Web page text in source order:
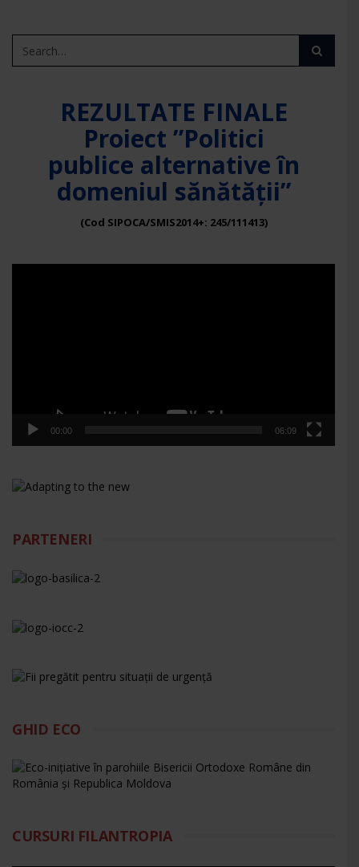
REZULTATE FINALE
Proiect ”Politici
publice alternative în
domeniul sănătății”
(Cod SIPOCA/SMIS2014+: 245/111413)
00:00 06:09
PARTENERI
GHID ECO
CURSURI FILANTROPIA